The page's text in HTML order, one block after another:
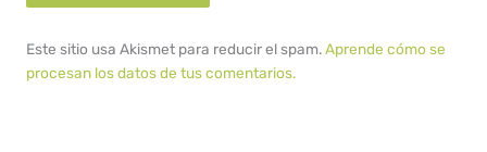
Este sitio usa Akismet para reducir el spam.Aprende cómo se
procesan los datos de tus comentarios.